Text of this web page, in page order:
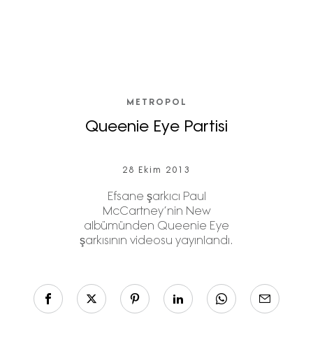
METROPOL
Queenie Eye Partisi
28 Ekim 2013
Efsane şarkıcı Paul
McCartney’nin New
albümünden Queenie Eye
şarkısının videosu yayınlandı.